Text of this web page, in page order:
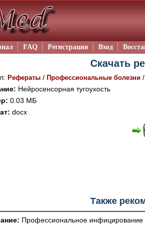
FAQ Регистрация Вход
Скачать
Рефераты / Профессиональные болезни /
Нейросенсорная тугоухость
0.03 МБ
docx
Также
Профессиональное